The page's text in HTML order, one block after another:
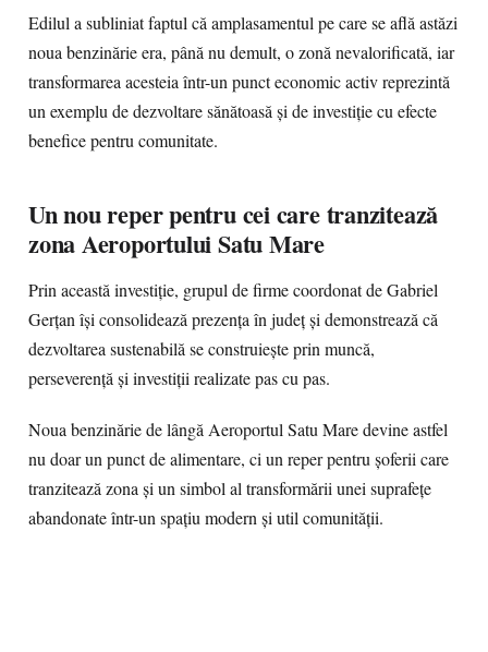
Edilul a subliniat faptul că amplasamentul pe care se află astăzi
noua benzinărie era, până nu demult, o zonă nevalorificată, iar
transformarea acesteia într-un punct economic activ reprezintă
un exemplu de dezvoltare sănătoasă și de investiție cu efecte
benefice pentru comunitate.
Un nou reper pentru cei care tranzitează
zona Aeroportului Satu Mare
Prin această investiție, grupul de firme coordonat de Gabriel
Gerțan își consolidează prezența în județ și demonstrează că
dezvoltarea sustenabilă se construiește prin muncă,
perseverență și investiții realizate pas cu pas.
Noua benzinărie de lângă Aeroportul Satu Mare devine astfel
nu doar un punct de alimentare, ci un reper pentru șoferii care
tranzitează zona și un simbol al transformării unei suprafețe
abandonate într-un spațiu modern și util comunității.